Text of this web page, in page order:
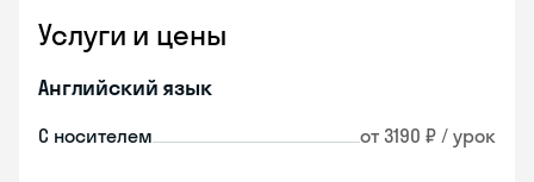
Услуги и цены
Английский язык
С носителем от 3190 ₽ / урок